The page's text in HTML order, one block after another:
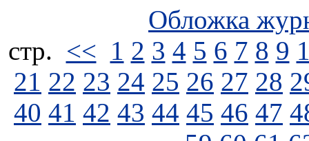
Обложка
стp. << 1 2 3 4 5 6 7 8 9
21 22 23 24 25 26 27 28
40 41 42 43 44 45 46 47